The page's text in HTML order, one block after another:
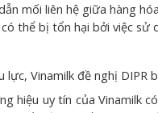
mối liên hệ giữa hàng
thể bị tổn hại bởi việc sử
Vinamilk đề nghị DIPR
uy tín của Vinamilk